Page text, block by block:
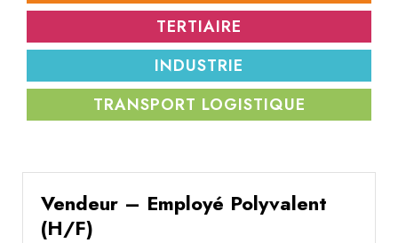
TERTIAIRE
INDUSTRIE
TRANSPORT LOGISTIQUE
Vendeur – Employé Polyvalent
(H/F)